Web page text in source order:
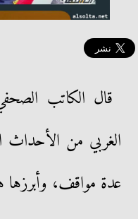
قال الكاتب
الغربي من الأحداث
عدة مواقف، وأبرزها